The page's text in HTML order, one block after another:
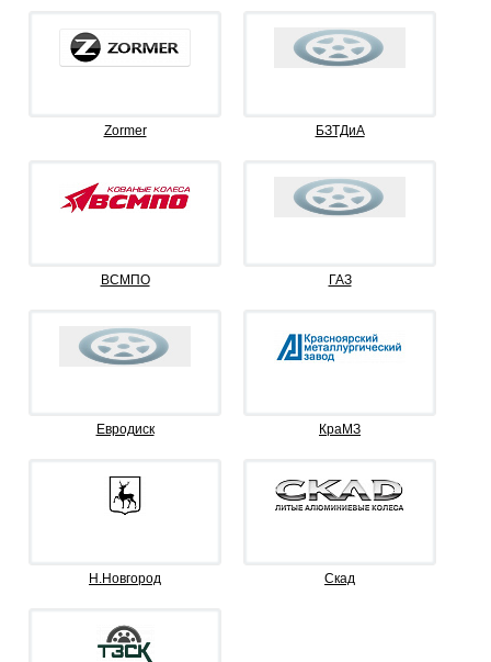
Zormer БЗТДиА
ВСМПО ГАЗ
Евродиск КраМЗ
Н.Новгород Скад